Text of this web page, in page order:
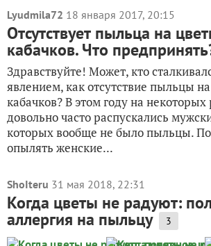
Lyudmila72 18 января 2017, 20:15
Отсутствует пыльца на
кабачков. Что
Здравствуйте! Может, кто
явлением, как отсутствие пыльцы
кабачков? В этом году на некоторых
довольно часто распускались
которых вообще не было пыльцы.
опылять женские...
ShoIteru 31 мая 2018, 22:31
Когда цветы не радуют:
аллергия на пыльцу 3